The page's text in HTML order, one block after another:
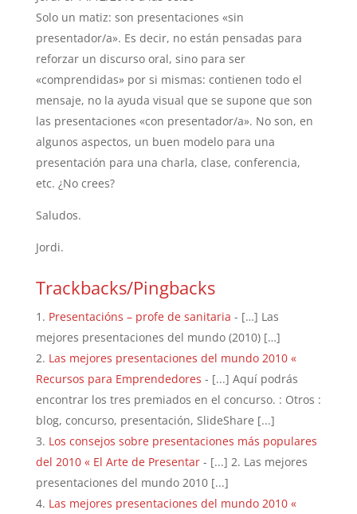
Solo un matiz: son presentaciones «sin
presentador/a». Es decir, no están pensadas para
reforzar un discurso oral, sino para ser
«comprendidas» por si mismas: contienen todo el
mensaje, no la ayuda visual que se supone que son
las presentaciones «con presentador/a». No son, en
algunos aspectos, un buen modelo para una
presentación para una charla, clase, conferencia,
etc. ¿No crees?
Saludos.
Jordi.
Trackbacks/Pingbacks
Presentacións – profe de sanitaria - […] Las
mejores presentaciones del mundo (2010) […]
Las mejores presentaciones del mundo 2010 «
Recursos para Emprendedores - [...] Aquí podrás
encontrar los tres premiados en el concurso. : Otros :
blog, concurso, presentación, SlideShare [...]
Los consejos sobre presentaciones más populares
del 2010 « El Arte de Presentar- [...] 2. Las mejores
presentaciones del mundo 2010 [...]
Las mejores presentaciones del mundo 2010 «